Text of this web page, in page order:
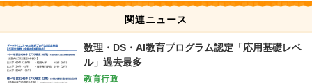
関連ニュース
数理・DS・AI教育プログラム認定「応用基礎レベ
ル」過去最多
教育行政